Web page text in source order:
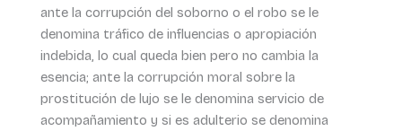
ante la corrupción del soborno o el robo se le
denomina tráfico de influencias o apropiación
indebida, lo cual queda bien pero no cambia la
esencia; ante la corrupción moral sobre la
prostitución de lujo se le denomina servicio de
acompañamiento y si es adulterio se denomina